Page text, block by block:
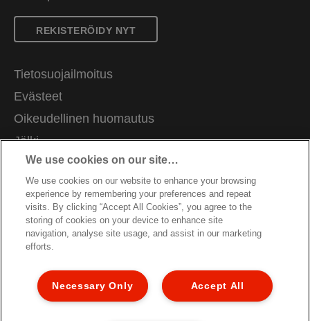
REKISTERÖIDY NYT
Tietosuojailmoitus
Evästeet
Oikeudellinen huomautus
Jälki
Hallitse tietojani
Asiakastuki
Ammatti
Pakkausten kierrätysohjeet
Takuuehdot
Vaatimustenmukaisuusvakuutukset
Sivukartta
We use cookies on our site…
We use cookies on our website to enhance your browsing
experience by remembering your preferences and repeat
visits. By clicking “Accept All Cookies”, you agree to the
storing of cookies on your device to enhance site
navigation, analyse site usage, and assist in our marketing
efforts.
Accept All
Necessary Only